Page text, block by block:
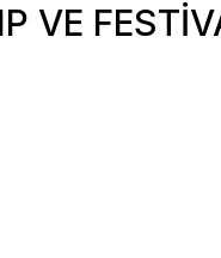
VE